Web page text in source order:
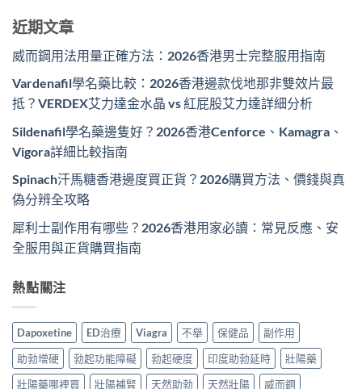
近期文章
威而鋼用法用量正確方法：2026香港男士完整服用指南
Vardenafil學名藥比較：2026香港邊款伐地那非雙效片最
抵？VERDEX艾力達金水晶 vs 紅屁股艾力達詳細分析
Sildenafil學名藥邊隻好？2026香港Cenforce、Kamagra、
Vigora詳細比較指南
Spinach汗馬糖香港邊度買正貨？2026購買方法、價錢與真
偽分辨全攻略
犀利士副作用有哪些？2026香港用家必讀：常見反應、安
全服用與正貨購買指南
熱點關注
Dapoxetine ED治療 Viagra 不舉 保健品
副作用
助勃增硬
勃起功能障礙 勃起硬度 印度助勃延時
壯陽藥
壯陽藥哪裡買
壯陽補腎 天然助勃 天然壯陽 威而鋼